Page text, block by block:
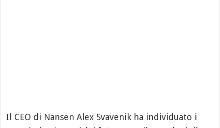
Il CEO di Nansen Alex Svavenik ha individuato i